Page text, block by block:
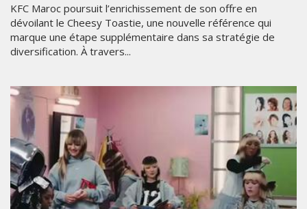
KFC Maroc poursuit l’enrichissement de son offre en
dévoilant le Cheesy Toastie, une nouvelle référence qui
marque une étape supplémentaire dans sa stratégie de
diversification. À travers...